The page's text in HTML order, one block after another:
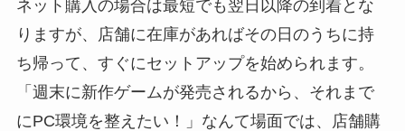
ネット購入の場合は最短でも翌日以降の到着とな
りますが、店舗に在庫があればその日のうちに持
ち帰って、すぐにセットアップを始められます。
「週末に新作ゲームが発売されるから、それまで
にPC環境を整えたい！」なんて場面では、店舗購